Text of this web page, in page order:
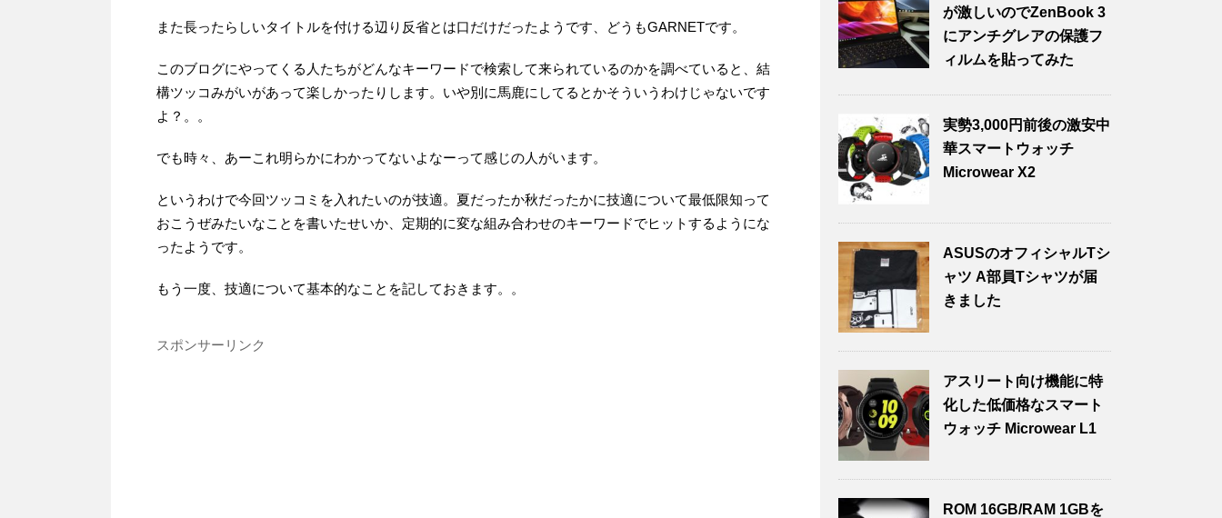
また長ったらしいタイトルを付ける辺り反省とは口だけだったようです、どうもGARNETです。
このブログにやってくる人たちがどんなキーワードで検索して来られているのかを調べていると、結
構ツッコみがいがあって楽しかったりします。いや別に馬鹿にしてるとかそういうわけじゃないです
よ？。。
でも時々、あーこれ明らかにわかってないよなーって感じの人がいます。
というわけで今回ツッコミを入れたいのが技適。夏だったか秋だったかに技適について最低限知って
おこうぜみたいなことを書いたせいか、定期的に変な組み合わせのキーワードでヒットするようにな
ったようです。
もう一度、技適について基本的なことを記しておきます。。
スポンサーリンク
が激しいのでZenBook 3
にアンチグレアの保護フ
ィルムを貼ってみた
実勢3,000円前後の激安中
華スマートウォッチ
Microwear X2
ASUSのオフィシャルTシ
ャツ A部員Tシャツが届
きました
アスリート向け機能に特
化した低価格なスマート
ウォッチ Microwear L1
ROM 16GB/RAM 1GBを